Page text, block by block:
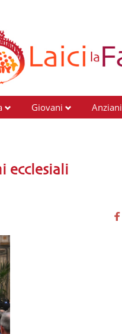
Giovani Anziani
ecclesiali